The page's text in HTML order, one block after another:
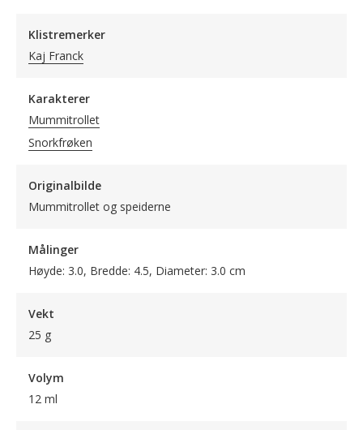
Klistremerker
Kaj Franck
Karakterer
Mummitrollet
Snorkfrøken
Originalbilde
Mummitrollet og speiderne
Målinger
Høyde: 3.0, Bredde: 4.5, Diameter: 3.0 cm
Vekt
25 g
Volym
12 ml